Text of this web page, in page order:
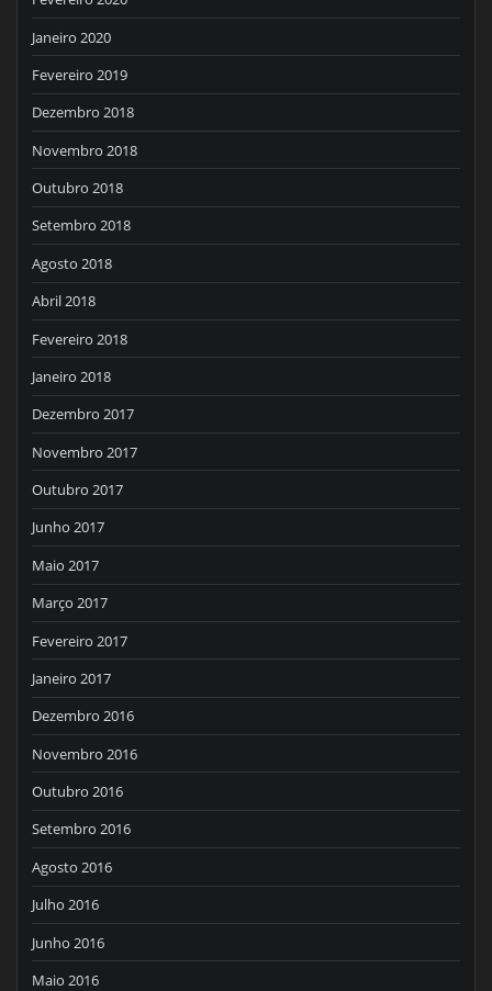
Janeiro 2020
Fevereiro 2019
Dezembro 2018
Novembro 2018
Outubro 2018
Setembro 2018
Agosto 2018
Abril 2018
Fevereiro 2018
Janeiro 2018
Dezembro 2017
Novembro 2017
Outubro 2017
Junho 2017
Maio 2017
Março 2017
Fevereiro 2017
Janeiro 2017
Dezembro 2016
Novembro 2016
Outubro 2016
Setembro 2016
Agosto 2016
Julho 2016
Junho 2016
Maio 2016